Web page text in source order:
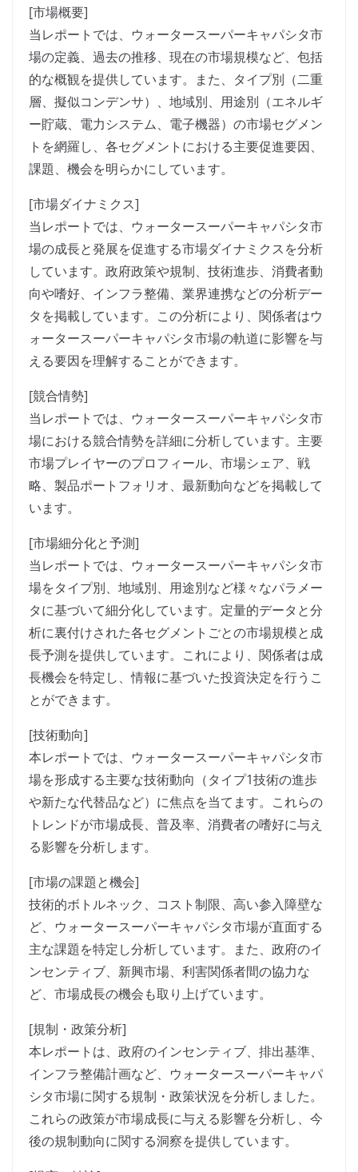
[市場概要]
当レポートでは、ウォータースーパーキャパシタ市
場の定義、過去の推移、現在の市場規模など、包括
的な概観を提供しています。また、タイプ別（二重
層、擬似コンデンサ）、地域別、用途別（エネルギ
ー貯蔵、電力システム、電子機器）の市場セグメン
トを網羅し、各セグメントにおける主要促進要因、
課題、機会を明らかにしています。
[市場ダイナミクス]
当レポートでは、ウォータースーパーキャパシタ市
場の成長と発展を促進する市場ダイナミクスを分析
しています。政府政策や規制、技術進歩、消費者動
向や嗜好、インフラ整備、業界連携などの分析デー
タを掲載しています。この分析により、関係者はウ
ォータースーパーキャパシタ市場の軌道に影響を与
える要因を理解することができます。
[競合情勢]
当レポートでは、ウォータースーパーキャパシタ市
場における競合情勢を詳細に分析しています。主要
市場プレイヤーのプロフィール、市場シェア、戦
略、製品ポートフォリオ、最新動向などを掲載して
います。
[市場細分化と予測]
当レポートでは、ウォータースーパーキャパシタ市
場をタイプ別、地域別、用途別など様々なパラメー
タに基づいて細分化しています。定量的データと分
析に裏付けされた各セグメントごとの市場規模と成
長予測を提供しています。これにより、関係者は成
長機会を特定し、情報に基づいた投資決定を行うこ
とができます。
[技術動向]
本レポートでは、ウォータースーパーキャパシタ市
場を形成する主要な技術動向（タイプ1技術の進歩
や新たな代替品など）に焦点を当てます。これらの
トレンドが市場成長、普及率、消費者の嗜好に与え
る影響を分析します。
[市場の課題と機会]
技術的ボトルネック、コスト制限、高い参入障壁な
ど、ウォータースーパーキャパシタ市場が直面する
主な課題を特定し分析しています。また、政府のイ
ンセンティブ、新興市場、利害関係者間の協力な
ど、市場成長の機会も取り上げています。
[規制・政策分析]
本レポートは、政府のインセンティブ、排出基準、
インフラ整備計画など、ウォータースーパーキャパ
シタ市場に関する規制・政策状況を分析しました。
これらの政策が市場成長に与える影響を分析し、今
後の規制動向に関する洞察を提供しています。